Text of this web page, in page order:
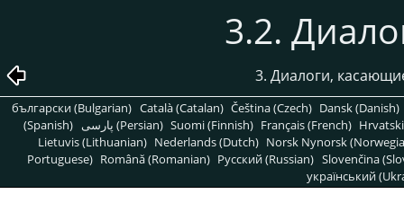
3.2.
3. Диалоги,
български (Bulgarian) Català (Catalan) Čeština (Czech) Dansk (Danish)
(Spanish)
پارسی (Persian) Suomi (Finnish) Français (French)
Lietuvis (Lithuanian) Nederlands (Dutch) Norsk Nynorsk
Portuguese) Română (Romanian) Pусский (Russian) Slovenčina
український